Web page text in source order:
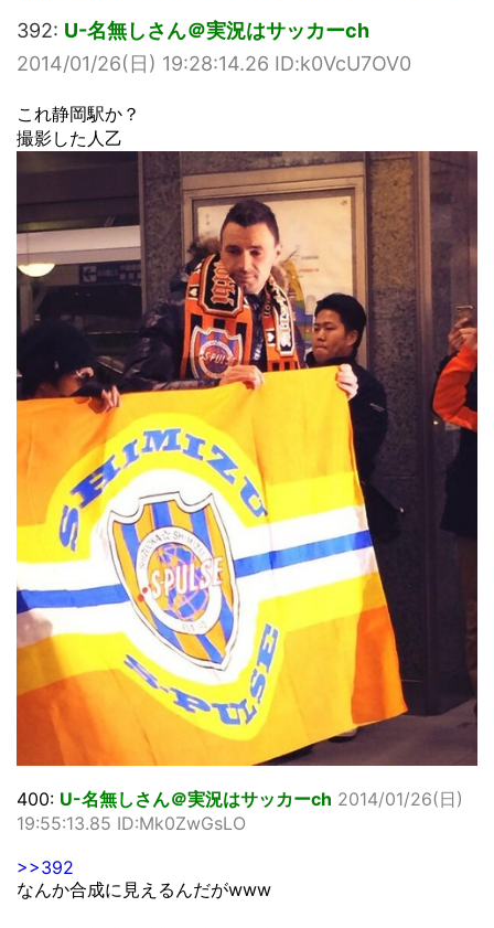
392: U-名無しさん＠実況はサッカーch
2014/01/26(日) 19:28:14.26 ID:k0VcU7OV0
これ静岡駅か？
撮影した人乙
400: U-名無しさん＠実況はサッカーch 2014/01/26(日)
19:55:13.85 ID:Mk0ZwGsLO
>>392
なんか合成に見えるんだがwww